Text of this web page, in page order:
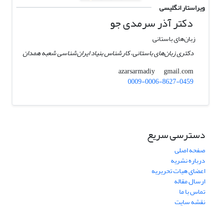
ویراستار انگلیسی
دکتر آذر سرمدی جو
زبان‌های باستانی
دکتری زبان‌های باستانی، کارشناس بنیاد ایران‌شناسی شعبه همدان
azarsarmadiy
gmail.com
0009-0006-8627-0459
دسترسی سریع
صفحه اصلی
درباره نشریه
اعضای هیات تحریریه
ارسال مقاله
تماس با ما
نقشه سایت